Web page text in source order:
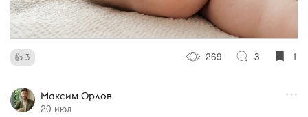
3 269 3 1
Максим Орлов
20 июл